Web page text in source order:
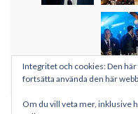
Fler bilder
Integritet och cookies: Den
fortsätta använda den här
Om du vill veta mer, inklusive